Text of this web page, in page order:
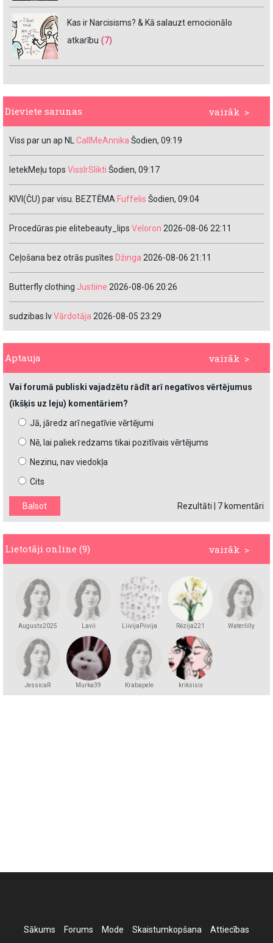
Kas ir Narcisisms? & Kā salauzt emocionālo
atkarību (7)
vairāk >
Dieviete sarunas
Viss par un ap NLCallMeAnnika Šodien, 09:19
IetekMeļu tops VissIrSlikti Šodien, 09:17
KIVI(ČU) par visu. BEZTĒMA Fuffelis Šodien, 09:04
Procedūras pie elitebeauty_lips Veloron 2026-08-06 22:11
Ceļošana bez otrās pusītes Džinga 2026-08-06 21:11
Butterfly clothing Justiine 2026-08-06 20:26
sudzibas.lvVārdotāja 2026-08-05 23:29
vairāk >
Aptauja
Vai forumā publiski vajadzētu rādīt arī negatīvos vērtējumus
(īkšķis uz leju) komentāriem?
Jā, jāredz arī negatīvie vērtējumi
Nē, lai paliek redzams tikai pozitīvais vērtējums
Nezinu, nav viedokļa
Cits
Rezultāti 7 komentāri
vairāk >
Lietotāji online (9)
Augusts2025 Lavii LiivijaPiivija Rēzija221 Waterlilly
JessicaR Murka39 Krabapele kriksisix
Sākums Forums Mode Skaistumkopšana
Attiecības